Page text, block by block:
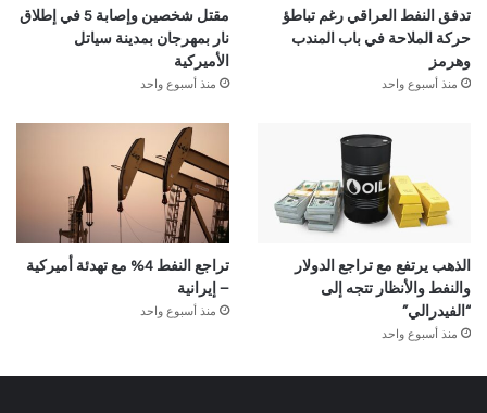
تدفق النفط العراقي رغم تباطؤ
حركة الملاحة في باب المندب
وهرمز
منذ أسبوع واحد
مقتل شخصين وإصابة 5 في إطلاق
نار بمهرجان بمدينة سياتل
الأميركية
منذ أسبوع واحد
الذهب يرتفع مع تراجع الدولار
والنفط والأنظار تتجه إلى
“الفيدرالي”
منذ أسبوع واحد
تراجع النفط 4% مع تهدئة أميركية
– إيرانية
منذ أسبوع واحد